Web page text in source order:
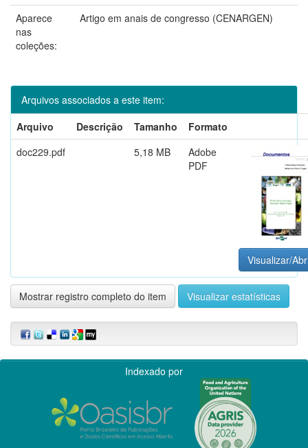
Aparece
nas
coleções:
Artigo em anais de congresso (CENARGEN)
Arquivos associados a este item:
Arquivo
Descrição Tamanho
Formato
doc229.pdf
5,18 MB
Adobe
PDF
Visualizar/
Mostrar registro completo do item Visualizar estatísticas
Indexado por